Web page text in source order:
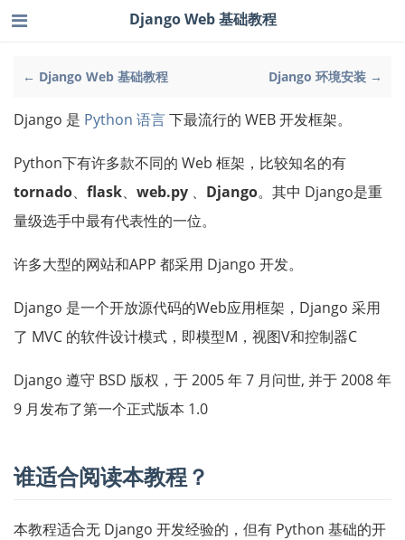
← Django Web 基础教程 Django 环境安装 →
Django Web 基础教程
Django 是 Python 语言下最流行的 WEB 开发框架。
Python下有许多款不同的 Web 框架，比较知名的有
tornado、 flask、 web.py 、 Django。其中 Django是重
量级选手中最有代表性的一位。
许多大型的网站和APP 都采用 Django 开发。
Django 是一个开放源代码的Web应用框架，Django 采用
了 MVC 的软件设计模式，即模型M，视图V和控制器C
Django 遵守 BSD 版权，于 2005 年 7 月问世, 并于 2008 年
9 月发布了第一个正式版本 1.0
谁适合阅读本教程？
本教程适合无 Django 开发经验的，但有 Python 基础的开